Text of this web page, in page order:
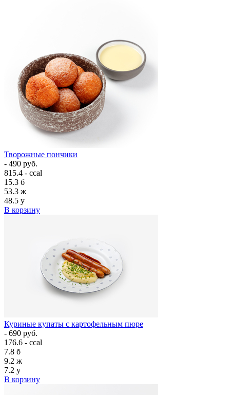
Творожные пончики
- 490 руб.
815.4 - ccal
15.3 б
53.3 ж
48.5 у
В корзину
Куриные купаты с картофельным пюре
- 690 руб.
176.6 - ccal
7.8 б
9.2 ж
7.2 у
В корзину